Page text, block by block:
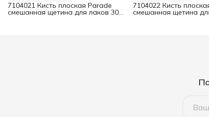
7104021 Кисть плоская Parade
смешанная щетина для лаков 30
7104022 Кисть
смешанная щетина